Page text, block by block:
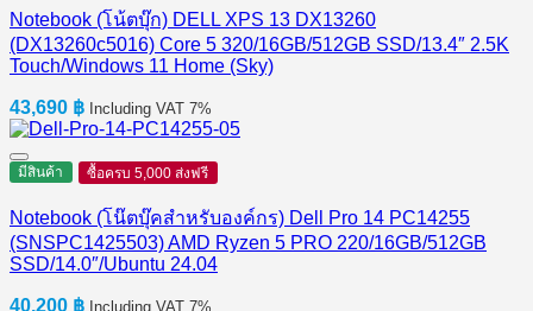
Notebook (โน้ตบุ๊ก) DELL XPS 13 DX13260
(DX13260c5016) Core 5 320/16GB/512GB SSD/13.4″ 2.5K
Touch/Windows 11 Home (Sky)
43,690 ฿ Including VAT 7%
มีสินค้า ซื้อครบ 5,000 ส่งฟรี
Notebook (โน๊ตบุ๊คสำหรับองค์กร) Dell Pro 14 PC14255
(SNSPC1425503) AMD Ryzen 5 PRO 220/16GB/512GB
SSD/14.0″/Ubuntu 24.04
40,200 ฿ Including VAT 7%